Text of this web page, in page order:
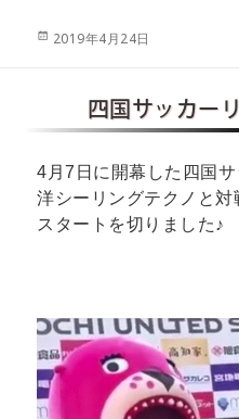
投
2019年4月24日
四国サッカー
4月7日に開幕した四国
洋シーリングテクノと
スタートを切りました♪